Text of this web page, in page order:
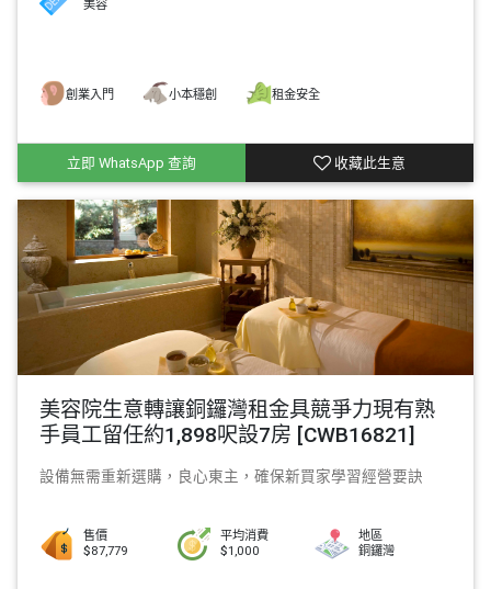
美容
創業入門 小本穩創 租金安全
立即 WhatsApp 查詢 收藏此生意
美容院生意轉讓銅鑼灣租金具競爭力現有熟
手員工留任約1,898呎設7房 [CWB16821]
設備無需重新選購，良心東主，確保新買家學習經營要訣
售價
$87,779
平均消費
$1,000
地區
銅鑼灣